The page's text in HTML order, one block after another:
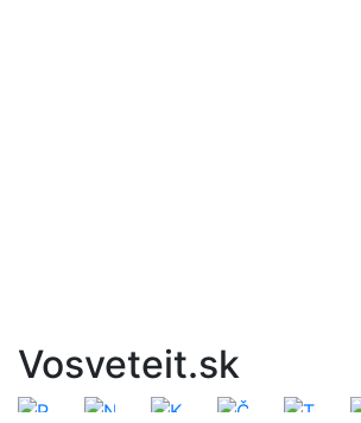
Vosveteit.sk